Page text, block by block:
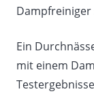
Dampfreiniger
Ein
mit einem